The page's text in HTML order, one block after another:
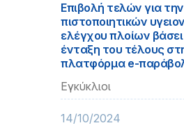
Επιβολή τελών για
πιστοποιητικών
ελέγχου πλοίων
ένταξη του τέλους
πλατφόρμα e-
Εγκύκλιοι
14/10/2024